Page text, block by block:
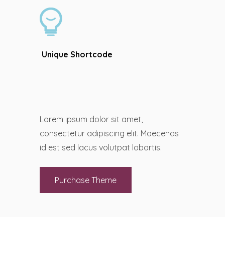
Unique Shortcode
Lorem ipsum dolor sit amet,
consectetur adipiscing elit. Maecenas
id est sed lacus volutpat lobortis.
Purchase Theme